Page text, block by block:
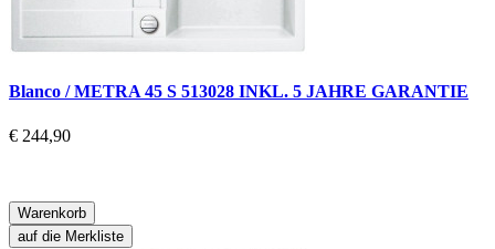
Blanco / METRA 45 S 513028 INKL. 5 JAHRE GARANTIE
€ 244,90
Warenkorb
auf die Merkliste